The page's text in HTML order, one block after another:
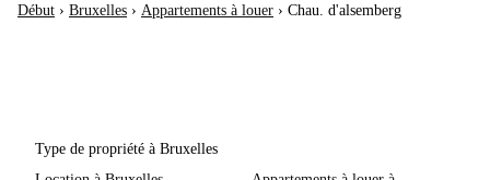
Début › Bruxelles › Appartements à louer › Chau. d'alsemberg
Type de propriété à Bruxelles